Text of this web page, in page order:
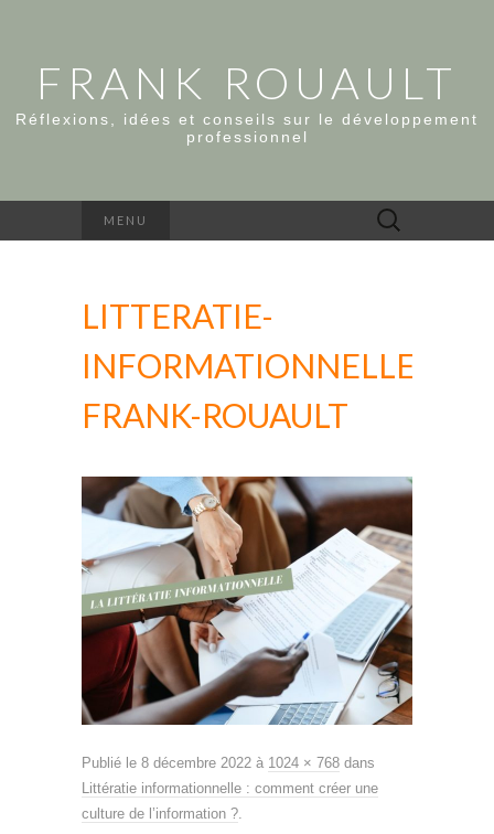
FRANK ROUAULT
Réflexions, idées et conseils sur le développement
professionnel
MENU Rechercher :
LITTERATIE-
INFORMATIONNELLE-
FRANK-ROUAULT
Publié le 8 décembre 2022 à 1024 × 768 dans
Littératie informationnelle : comment créer une
culture de l’information ?.